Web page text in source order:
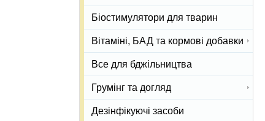
Біостимулятори для тварин
Вітаміні, БАД та кормові добавки
Все для бджільництва
Грумінг та догляд
Дезінфікуючі засоби